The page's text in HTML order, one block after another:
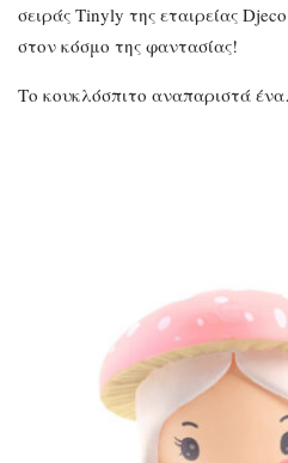
σειράς Tinyly της εταιρείας
στον κόσμο της φαντασίας!
Το κουκλόσπιτο αναπαριστά